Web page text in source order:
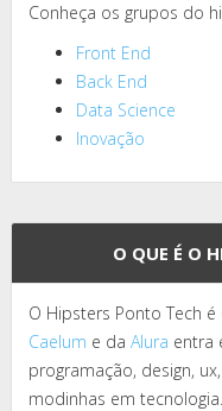
Conheça os grupos do
Front End
Back End
Data Science
Inovação
O QUE É O
O Hipsters Ponto Tech
Caelum e da Alura entra
programação, design,
modinhas em tecnologia.